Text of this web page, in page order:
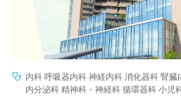
内科 呼吸器内科 神経内科 消化器科 腎
内分泌科 精神科・神経科 循環器科 小児